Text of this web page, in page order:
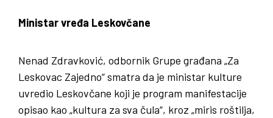
Ministar vređa Leskovčane
Nenad Zdravković, odbornik Grupe građana „Za
Leskovac Zajedno“ smatra da je ministar kulture
uvredio Leskovčane koji je program manifestacije
opisao kao „kultura za sva čula“, kroz „miris roštilja,